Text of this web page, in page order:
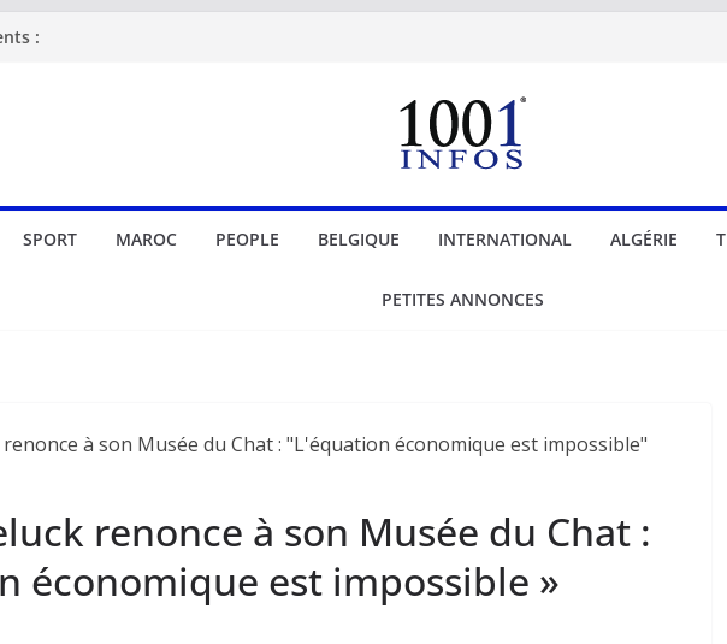
:
SPORT MAROC PEOPLE BELGIQUE INTERNATIONAL ALGÉRIE
PETITES ANNONCES
renonce à son Musée du Chat :
économique est impossible »